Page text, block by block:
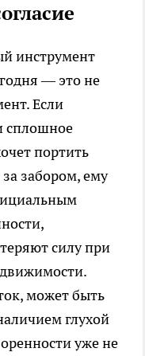
инструмент
— это не
Если
сплошное
портить
забором, ему
силу при
может быть
глухой
уже не